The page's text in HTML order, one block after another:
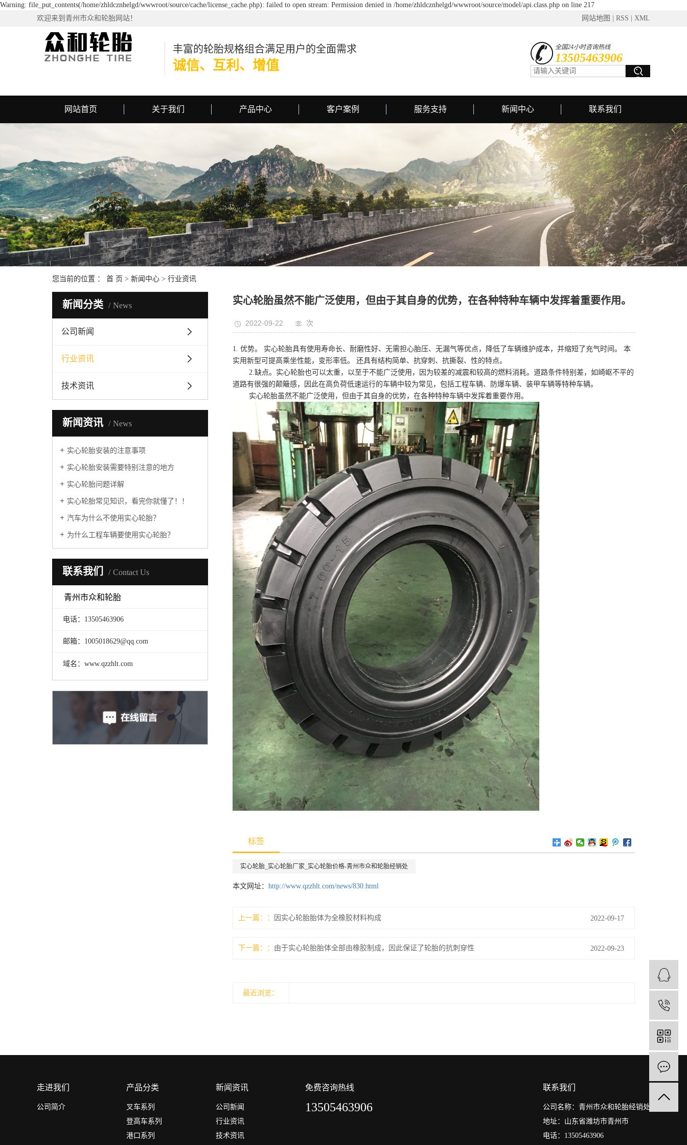
Warning: file_put_contents(/home/zhldcznhelgd/wwwroot/source/cache/license_cache.php): failed to open stream: Permission denied in /home/zhldcznhelgd/wwwroot/source/model/api.class.php on line 217
欢迎来到青州市众和轮胎网站！
网站地图 RSS XML
丰富的轮胎规格组合满足用户的全面需求
诚信、互利、增值
全国24小时咨询热线
13505463906
网站首页 关于我们 产品中心 客户案例 服务支持 新闻中心 联系我们
您当前的位置 ： 首 页 > 新闻中心 > 行业资讯
新闻分类 News
公司新闻
行业资讯
技术资讯
新闻资讯 News
实心轮胎安装的注意事项
实心轮胎安装需要特别注意的地方
实心轮胎问题详解
实心轮胎常见知识，看完你就懂了！！
汽车为什么不使用实心轮胎？
为什么工程车辆要使用实心轮胎？
联系我们 Contact Us
青州市众和轮胎
电话：13505463906
邮箱：1005018629@qq.com
域名：www.qzzhlt.com
实心轮胎虽然不能广泛使用，但由于其自身的优势，在各种特种车辆中发挥着重要作用。
2022-09-22 次
1. 优势。 实心轮胎具有使用寿命长、耐磨性好、无需担心胎压、无漏气等优点，降低了车辆维护成本，并缩短了充气时间。 本
实用新型可提高乘坐性能，变形率低。 还具有结构简单、抗穿刺、抗撕裂、性的特点。
2.缺点。实心轮胎也可以太重，以至于不能广泛使用，因为较差的减震和较高的燃料消耗。道路条件特别差，如崎岖不平的
道路有很强的颠簸感，因此在高负荷低速运行的车辆中较为常见，包括工程车辆、防爆车辆、装甲车辆等特种车辆。
实心轮胎虽然不能广泛使用，但由于其自身的优势，在各种特种车辆中发挥着重要作用。
标签
实心轮胎_实心轮胎厂家_实心轮胎价格-青州市众和轮胎经销处
本文网址： http://www.qzzhlt.com/news/830.html
上一篇： 因实心轮胎胎体为全橡胶材料构成 2022-09-17
下一篇： 由于实心轮胎胎体全部由橡胶制成，因此保证了轮胎的抗刺穿性 2022-09-23
最近浏览：
走进我们
公司简介
产品分类
叉车系列
登高车系列
港口系列
新闻资讯
公司新闻
行业资讯
技术资讯
免费咨询热线
13505463906
联系我们
公司名称：青州市众和轮胎经销处
地址：山东省潍坊市青州市
电话：13505463906